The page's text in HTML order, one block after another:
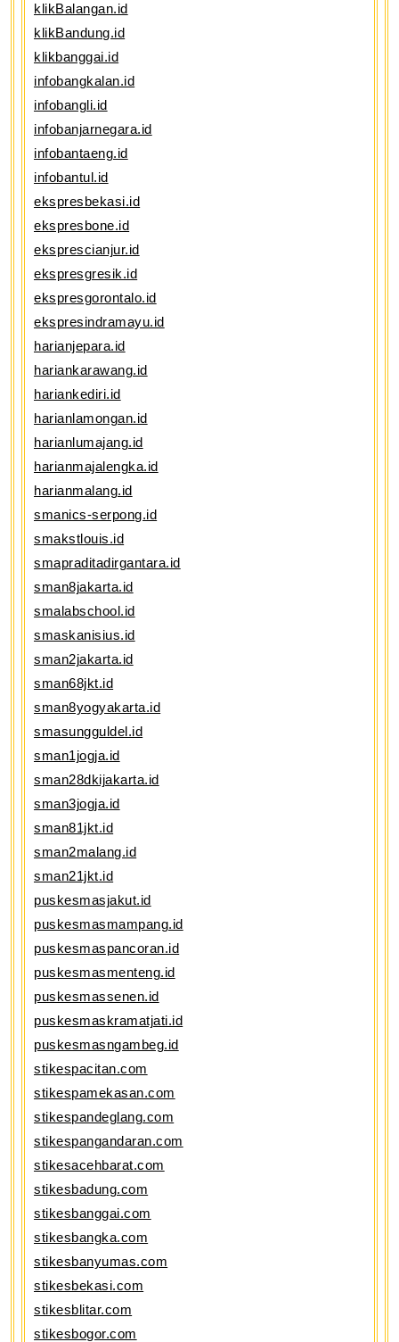
klikBalangan.id
klikBandung.id
klikbanggai.id
infobangkalan.id
infobangli.id
infobanjarnegara.id
infobantaeng.id
infobantul.id
ekspresbekasi.id
ekspresbone.id
eksprescianjur.id
ekspresgresik.id
ekspresgorontalo.id
ekspresindramayu.id
harianjepara.id
hariankarawang.id
hariankediri.id
harianlamongan.id
harianlumajang.id
harianmajalengka.id
harianmalang.id
smanics-serpong.id
smakstlouis.id
smapraditadirgantara.id
sman8jakarta.id
smalabschool.id
smaskanisius.id
sman2jakarta.id
sman68jkt.id
sman8yogyakarta.id
smasungguldel.id
sman1jogja.id
sman28dkijakarta.id
sman3jogja.id
sman81jkt.id
sman2malang.id
sman21jkt.id
puskesmasjakut.id
puskesmasmampang.id
puskesmaspancoran.id
puskesmasmenteng.id
puskesmassenen.id
puskesmaskramatjati.id
puskesmasngambeg.id
stikespacitan.com
stikespamekasan.com
stikespandeglang.com
stikespangandaran.com
stikesacehbarat.com
stikesbadung.com
stikesbanggai.com
stikesbangka.com
stikesbanyumas.com
stikesbekasi.com
stikesblitar.com
stikesbogor.com